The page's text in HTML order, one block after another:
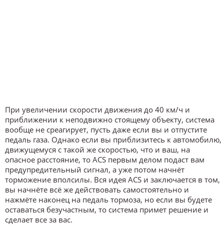
При увеличении скорости движения до 40 км/ч и
приближении к неподвижно стоящему объекту, система
вообще не среагирует, пусть даже если вы и отпустите
педаль газа. Однако если вы приблизитесь к автомобилю,
движущемуся с такой же скоростью, что и ваш, на
опасное расстояние, то ACS первым делом подаст вам
предупредительный сигнал, а уже потом начнёт
торможение вполсилы. Вся идея ACS и заключается в том,
вы начнёте всё же действовать самостоятельно и
нажмёте наконец на педаль тормоза, но если вы будете
оставаться безучастным, то система примет решение и
сделает все за вас.